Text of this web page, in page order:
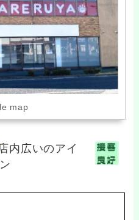
map